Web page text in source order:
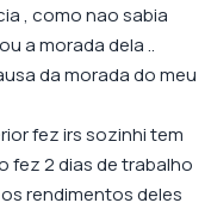
, como nao sabia
a morada dela ..
da morada do meu
fez irs sozinhi tem
fez 2 dias de trabalho
rendimentos deles